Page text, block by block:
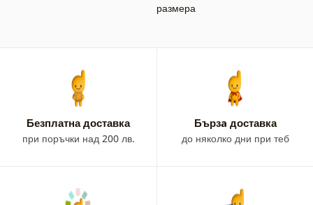
размера
Безплатна доставка
при поръчки над 200 лв.
Бързa доставка
до няколко дни при теб